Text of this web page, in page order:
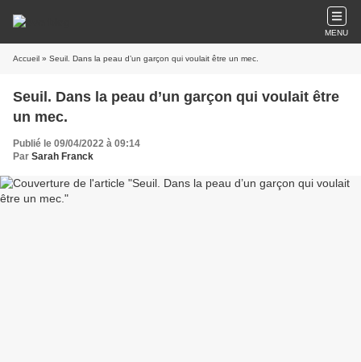
MENU
Accueil » Seuil. Dans la peau d’un garçon qui voulait être un mec.
Seuil. Dans la peau d’un garçon qui voulait être
un mec.
Publié le 09/04/2022 à 09:14
Par Sarah Franck